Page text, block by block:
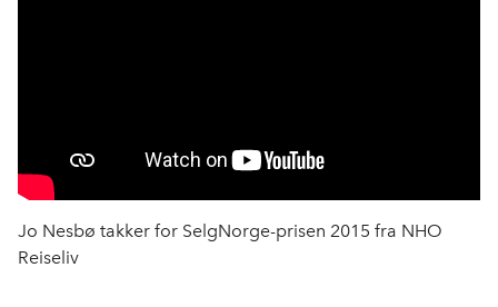
Jo Nesbø takker for SelgNorge-prisen 2015 fra NHO
Reiseliv